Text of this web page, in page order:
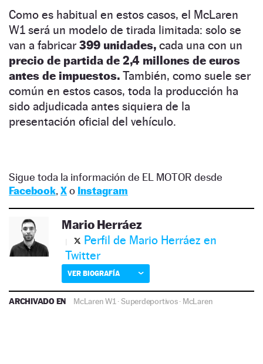
Como es habitual en estos casos, el McLaren
W1 será un modelo de tirada limitada: solo se
van a fabricar 399 unidades, cada una con un
precio de partida de 2,4 millones de euros
antes de impuestos. También, como suele ser
común en estos casos, toda la producción ha
sido adjudicada antes siquiera de la
presentación oficial del vehículo.
Sigue toda la información de EL MOTOR desde
Facebook, Xo Instagram
Mario Herráez
Perfil de Mario Herráez en
Twitter
VER BIOGRAFÍA
ARCHIVADO EN McLaren W1 ·Superdeportivos· McLaren